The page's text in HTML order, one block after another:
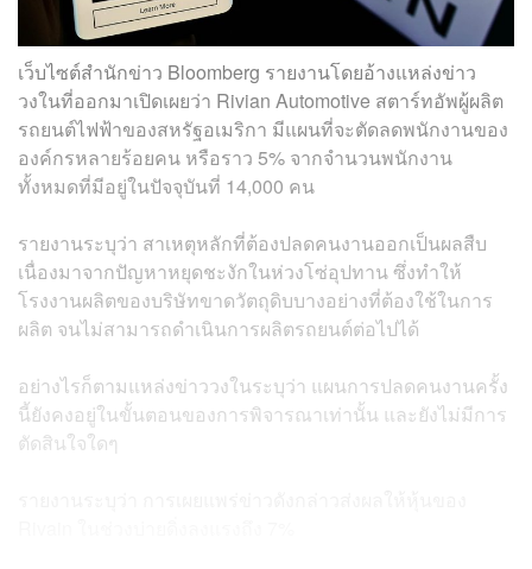
เว็บไซต์สำนักข่าว Bloomberg รายงานโดยอ้างแหล่งข่าว
วงในที่ออกมาเปิดเผยว่า Rivian Automotive สตาร์ทอัพผู้ผลิต
รถยนต์ไฟฟ้าของสหรัฐอเมริกา มีแผนที่จะตัดลดพนักงานของ
องค์กรหลายร้อยคน หรือราว 5% จากจำนวนพนักงาน
ทั้งหมดที่มีอยู่ในปัจจุบันที่ 14,000 คน
รายงานระบุว่า สาเหตุหลักที่ต้องปลดคนงานออกเป็นผลสืบ
เนื่องมาจากปัญหาหยุดชะงักในห่วงโซ่อุปทาน ซึ่งทำให้
โรงงานผลิตของบริษัทขาดวัตถุดิบบางอย่างที่ต้องใช้ในการ
ผลิต จนไม่สามารถดำเนินการผลิตรถยนต์ต่อไปได้
อย่างไรก็ตามแหล่งข่าววงในระบุว่า แผนการปลดคนงานครั้ง
นี้ยังคงอยู่ในขั้นตอนของการพิจารณาเท่านั้น และยังไม่มีการ
ตัดสินใจใดๆ